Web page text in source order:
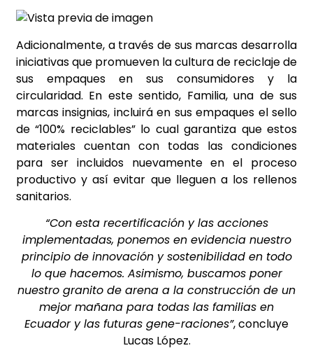
Adicionalmente, a través de sus marcas desarrolla
iniciativas que promueven la cultura de reciclaje de
sus empaques en sus consumidores y la
circularidad. En este sentido, Familia, una de sus
marcasinsignias, incluirá en sus empaques el sello
de “100% reciclables” lo cual garantiza que estos
materiales cuentan con todas las condiciones
para ser incluidos nuevamente en el proceso
productivo y así evitar que lleguen a los rellenos
sanitarios.
“Con esta recertificación y las acciones
implementadas, ponemos en evidencia nuestro
principio de innovación y sostenibilidad en todo
lo que hacemos. Asimismo, buscamos poner
nuestro granito de arena a la construcción de un
mejor mañana para todas las familias en
Ecuador y las futuras gene-raciones”, concluye
Lucas López.